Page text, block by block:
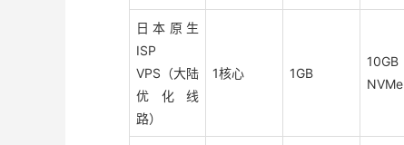
日本原生
ISP
VPS（大陆
优化线
路）
1核心 1GB
10GB
NVMe